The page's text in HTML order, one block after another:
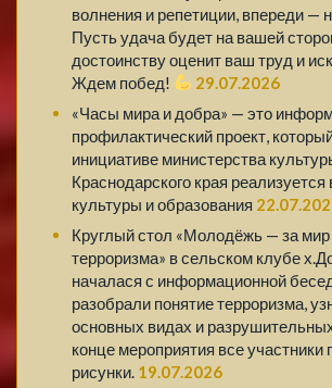
волнения и репетиции, впереди —
Пусть удача будет на вашей
достоинству оценит ваш труд и
Ждем побед!
29.07.2026
«Часы мира и добра» — это
профилактический проект,
инициативе министерства
Краснодарского края
культуры и образования
Круглый стол «Молодёжь — за мир
терроризма» в сельском клубе
началася с информационной
разобрали понятие терроризма,
основных видах и
конце мероприятия все участники
рисунки. 19.07.2026